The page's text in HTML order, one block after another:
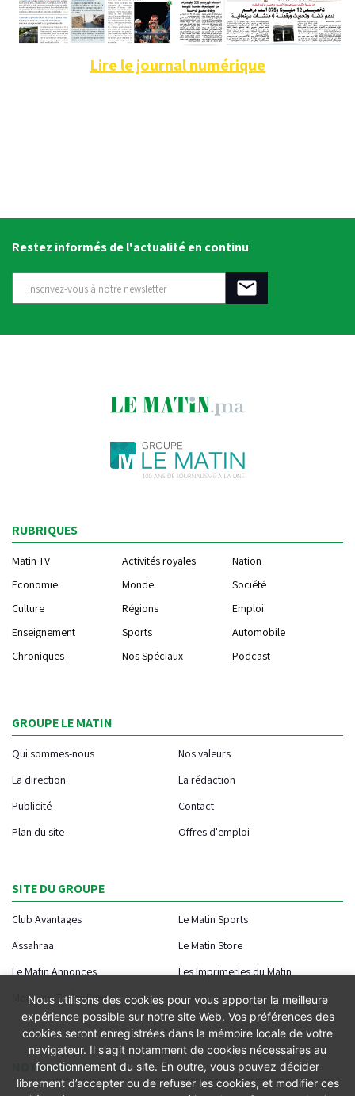
Lire le journal numérique
Restez informés de l'actualité en continu
RUBRIQUES
Matin TV Activités royales
Nation
Economie
Monde
Société
Culture
Régions
Emploi
Enseignement
Sports
Automobile
Chroniques
Nos Spéciaux Podcast
GROUPE LE MATIN
Qui sommes-nous
Nos valeurs
La direction
La rédaction
Publicité
Contact
Plan du site
Offres d'emploi
SITE DU GROUPE
Club Avantages
Le Matin Sports
Assahraa
Le Matin Store
Le Matin Annonces
Les Imprimeries du Matin
Morocco Today Forum
NOTRE APPLICATION
Nous utilisons des cookies pour vous apporter la meilleure
expérience possible sur notre site Web. Vos préférences des
cookies seront enregistrées dans la mémoire locale de votre
navigateur. Il s’agit notamment de cookies nécessaires au
fonctionnement du site. En outre, vous pouvez décider
librement d’accepter ou de refuser les cookies, et modifier ces